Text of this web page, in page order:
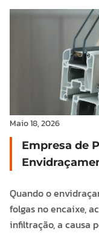
Maio 18, 2026
Empresa de
Quando o
folgas no encaixe,
infiltração, a causa